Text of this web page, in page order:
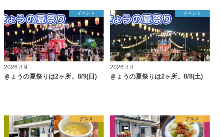
イベント
2026.8.9
きょうの夏祭りは2ヶ所。8/9(日)
イベント
2026.8.8
きょうの夏祭りは2ヶ所。8/8(土)
グルメ グルメ